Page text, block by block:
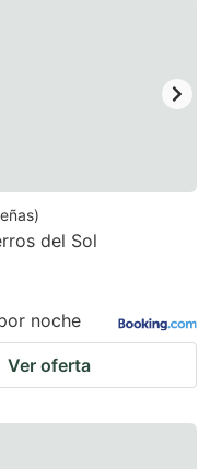
)
del Sol
noche
Ver oferta